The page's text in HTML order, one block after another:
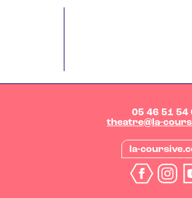
05 46 51 54
theatre@la-
la-